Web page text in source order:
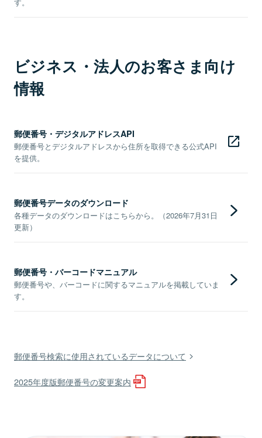
す。
ビジネス・法人のお客さま向け
情報
郵便番号・デジタルアドレスAPI
郵便番号とデジタルアドレスから住所を取得できる公式API
を提供。
郵便番号データのダウンロード
各種データのダウンロードはこちらから。（2026年7月31日
更新）
郵便番号・バーコードマニュアル
郵便番号や、バーコードに関するマニュアルを掲載していま
す。
郵便番号検索に使用されているデータについて
2025年度版郵便番号の変更案内